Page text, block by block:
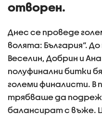
отворен.
Днес се проведе
волята: България“.
Веселин, Добрин и
полуфинални битки
големи финалисти. В
трябваше да
балансират с въже.